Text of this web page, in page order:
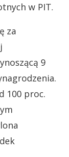
w PIT.
za
9
100 proc.